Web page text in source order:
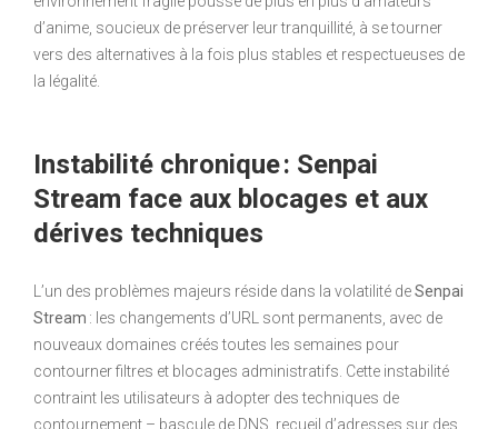
d’anime, soucieux de préserver leur tranquillité, à se tourner
vers des alternatives à la fois plus stables et respectueuses de
la légalité.
Instabilité chronique : Senpai
Stream face aux blocages et aux
dérives techniques
L’un des problèmes majeurs réside dans la volatilité deSenpai
Stream : les changements d’URL sont permanents, avec de
nouveaux domaines créés toutes les semaines pour
contourner filtres et blocages administratifs. Cette instabilité
contraint les utilisateurs à adopter des techniques de
contournement – bascule de DNS, recueil d’adresses sur des